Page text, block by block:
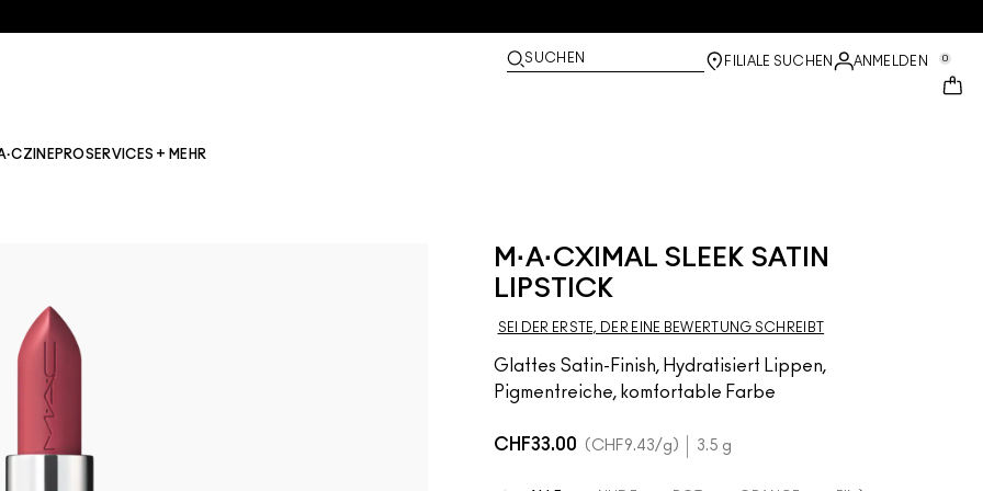
SUCHEN FILIALE SUCHEN ANMELDEN 0
PROSERVICES + MEHR
M·A·CXIMAL SLEEK SATIN
LIPSTICK
SEI DER ERSTE, DER EINE BEWERTUNG SCHREIBT
Glattes Satin-Finish, Hydratisiert Lippen,
Pigmentreiche, komfortable Farbe
CHF33.00 CHF9.43/g 3.5 g